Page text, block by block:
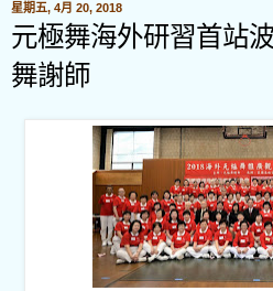
星期五, 4月 20, 2018
元極舞海外研習首站
舞謝師